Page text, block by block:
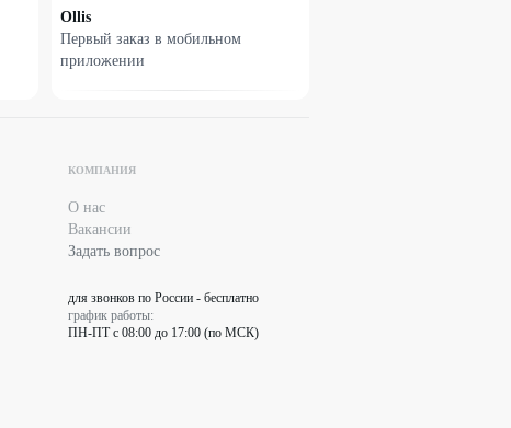
Ollis
Первый заказ в мобильном
приложении
КОМПАНИЯ
О нас
Вакансии
Задать вопрос
для звонков по России - бесплатно
график работы:
ПН-ПТ с 08:00 до 17:00 (по МСК)